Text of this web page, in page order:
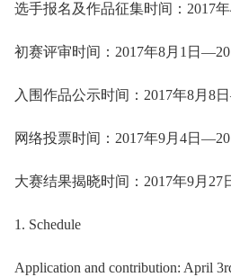
选手报名及作品征集时间：2017
初赛评审时间：2017年8月1日
入围作品公示时间：2017年8月8
网络投票时间：2017年9月4日
大赛结果揭晓时间：2017年9月27
1. Schedule
Application and contribution: April